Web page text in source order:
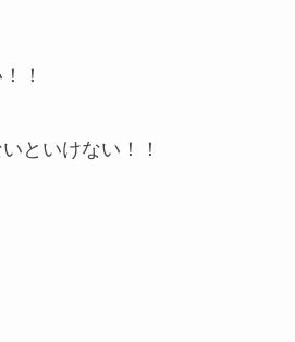
！
といけない！！